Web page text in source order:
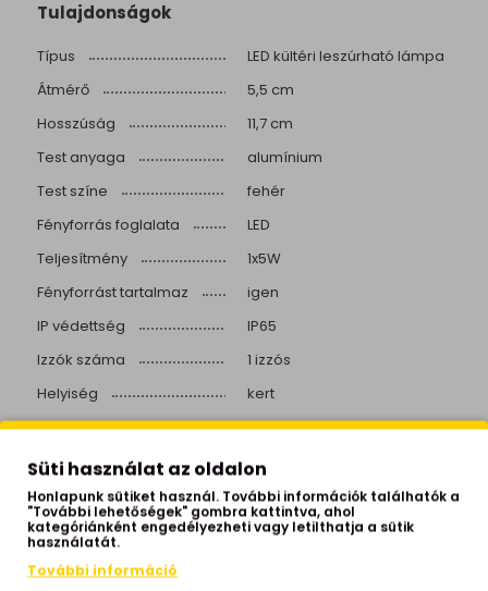
Tulajdonságok
Típus
LED kültéri leszúrható lámpa
Átmérő
5,5 cm
Hosszúság
11,7 cm
Test anyaga
alumínium
Test színe
fehér
Fényforrás foglalata
LED
Teljesítmény
1x5W
Fényforrást tartalmaz
igen
IP védettség
IP65
Izzók száma
1 izzós
Helyiség
kert
Stílus
modern
Beépített LED
igen
Színhőmérséklet
3000 Kelvin
Színvisszaadás
>80
Fényerő
Süti használat az oldalon
Honlapunk sütiket használ. További információk találhatók a
"További lehetőségek" gombra kattintva, ahol
kategóriánként engedélyezheti vagy letilthatja a sütik
használatát.
További információ